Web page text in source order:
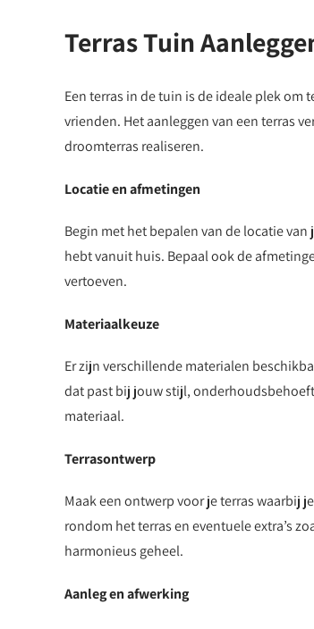
Terras Tuin
Een terras in de tuin is de ideale plek
vrienden. Het aanleggen van een terras
droomterras realiseren.
Locatie en afmetingen
Begin met het bepalen van de locatie
hebt vanuit huis. Bepaal ook de
vertoeven.
Materiaalkeuze
Er zijn verschillende materialen
dat past bij jouw stijl,
materiaal.
Terrasontwerp
Maak een ontwerp voor je terras waarbij
rondom het terras en eventuele extra’s
harmonieus geheel.
Aanleg en afwerking